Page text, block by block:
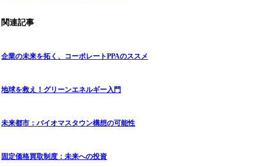
関連記事
企業の未来を拓く、コーポレートPPAのススメ
地球を救え！グリーンエネルギー入門
未来都市：バイオマスタウン構想の可能性
固定価格買取制度：未来への投資